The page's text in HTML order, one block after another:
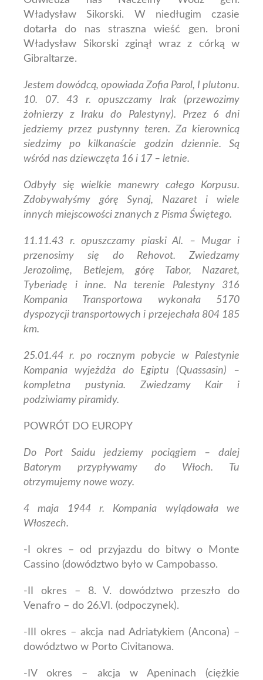
Władysław Sikorski. W niedługim czasie
dotarła do nas straszna wieść gen. broni
Władysław Sikorski zginął wraz z córką w
Gibraltarze.
Jestem dowódcą, opowiada Zofia Parol, I plutonu.
10. 07. 43 r. opuszczamy Irak (przewozimy
żołnierzy z Iraku do Palestyny). Przez 6 dni
jedziemy przez pustynny teren. Za kierownicą
siedzimy po kilkanaście godzin dziennie. Są
wśród nas dziewczęta 16 i 17 – letnie.
Odbyły się wielkie manewry całego Korpusu.
Zdobywałyśmy górę Synaj, Nazaret i wiele
innych miejscowości znanych z Pisma Świętego.
11.11.43 r. opuszczamy piaski Al. – Mugar i
przenosimy się do Rehovot. Zwiedzamy
Jerozolimę, Betlejem, górę Tabor, Nazaret,
Tyberiadę i inne. Na terenie Palestyny 316
Kompania Transportowa wykonała 5170
dyspozycji transportowych i przejechała 804 185
km.
25.01.44 r. po rocznym pobycie w Palestynie
Kompania wyjeżdża do Egiptu (Quassasin) –
kompletna pustynia. Zwiedzamy Kair i
podziwiamy piramidy.
POWRÓT DO EUROPY
Do Port Saidu jedziemy pociągiem – dalej
Batorym przypływamy do Włoch. Tu
otrzymujemy nowe wozy.
4 maja 1944 r. Kompania wylądowała we
Włoszech.
-I okres – od przyjazdu do bitwy o Monte
Cassino (dowództwo było w Campobasso.
-II okres – 8. V. dowództwo przeszło do
Venafro – do 26.VI. (odpoczynek).
-III okres – akcja nad Adriatykiem (Ancona) –
dowództwo w Porto Civitanowa.
-IV okres – akcja w Apeninach (ciężkie